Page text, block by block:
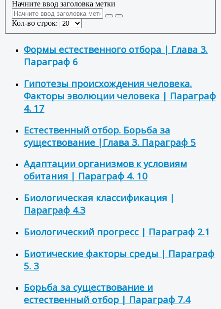
Начните ввод заголовка метки
Кол-во строк:
Формы естественного отбора | Глава 3.
Параграф 6
Гипотезы происхождения человека.
Факторы эволюции человека | Параграф
4. 17
Естественный отбор. Борьба за
существование |Глава 3. Параграф 5
Адаптации организмов к условиям
обитания | Параграф 4. 10
Биологическая классификация |
Параграф 4.3
Биологический прогресс | Параграф 2.1
Биотические факторы среды | Параграф
5. 3
Борьба за существование и
естественный отбор | Параграф 7.4